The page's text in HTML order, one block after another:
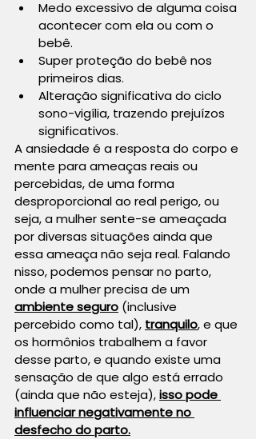
Medo excessivo de alguma coisa
acontecer com ela ou com o
bebê.
Super proteção do bebê nos
primeiros dias.
Alteração significativa do ciclo
sono-vigília, trazendo prejuízos
significativos.
A ansiedade é a resposta do corpo e
mente para ameaças reais ou
percebidas, de uma forma
desproporcional ao real perigo, ou
seja, a mulher sente-se ameaçada
por diversas situações ainda que
essa ameaça não seja real. Falando
nisso, podemos pensar no parto,
onde a mulher precisa de um
ambiente seguro (inclusive
percebido como tal), tranquilo, e que
os hormônios trabalhem a favor
desse parto, e quando existe uma
sensação de que algo está errado
(ainda que não esteja), isso pode
influenciar negativamente no
desfecho do parto.